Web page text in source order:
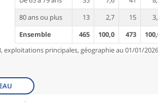
80 ans ou plus
13 2,7 15
Ensemble
465 100,0 473
exploitations principales, géographie au 01/01/